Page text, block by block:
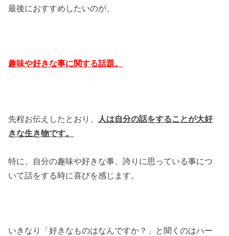
最後におすすめしたいのが、
趣味や好きな事に関する話題。
先程お伝えしたとおり、
人は自分の話をすることが大好
きな生き物です。
特に、自分の趣味や好きな事、誇りに思っている事につ
いて話をする時に喜びを感じます。
いきなり「好きなものはなんですか？」と聞くのはハー